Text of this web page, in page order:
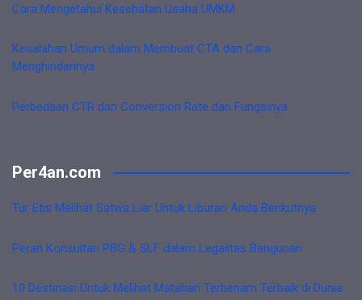
Cara Mengetahui Kesehatan Usaha UMKM
Kesalahan Umum dalam Membuat CTA dan Cara
Menghindarinya
Perbedaan CTR dan Conversion Rate dan Fungsinya
Per4an.com
Tur Etis Melihat Satwa Liar Untuk Liburan Anda Berikutnya
Peran Konsultan PBG & SLF dalam Legalitas Bangunan
10 Destinasi Untuk Melihat Matahari Terbenam Terbaik di Dunia